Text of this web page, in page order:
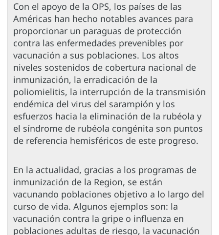
Con el apoyo de la OPS, los países de las
Américas han hecho notables avances para
proporcionar un paraguas de protección
contra las enfermedades prevenibles por
vacunación a sus poblaciones. Los altos
niveles sostenidos de cobertura nacional de
inmunización, la erradicación de la
poliomielitis, la interrupción de la transmisión
endémica del virus del sarampión y los
esfuerzos hacia la eliminación de la rubéola y
el síndrome de rubéola congénita son puntos
de referencia hemisféricos de este progreso.
En la actualidad, gracias a los programas de
inmunización de la Region, se están
vacunando poblaciones objetivo a lo largo del
curso de vida. Algunos ejemplos son: la
vacunación contra la gripe o influenza en
poblaciones adultas de riesgo, la vacunación